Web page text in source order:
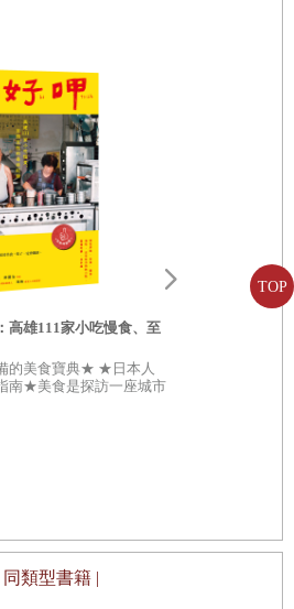
TOP
品
黃
姐
高雄111家小吃慢食、至
的美食寶典★ ★日本人
南★美食是探訪一座城市
★從「好呷
合★ \\\高雄
同類型書籍 |